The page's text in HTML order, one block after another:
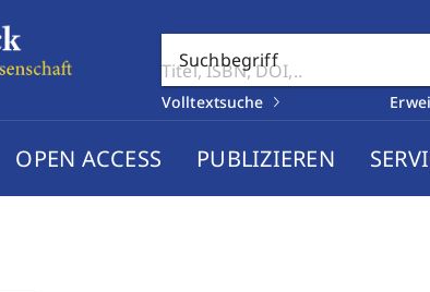
Suchbegriff
Volltextsuche
OPEN ACCESS PUBLIZIEREN